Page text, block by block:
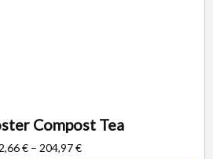
Compost Tea
€ – 204,97€